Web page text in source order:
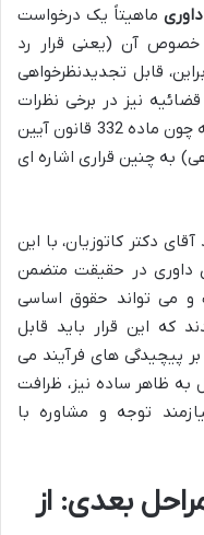
ماهیتاً یک درخواست
خصوص آن (یعنی قرار رد
قابل تجدیدنظرخواهی
نیز در برخی نظرات
مشورتی تأیید کرده و استدلال می کند که چون ماده 332 قانون آیین
به چنین قراری اشاره ای
دکتر کاتوزیان، با این
داوری در حقیقت متضمن
و می تواند حقوق اساسی
که این قرار باید قابل
پیچیدگی های فرآیند می
به ظاهر ساده نیز، ظرافت
توجه و مشاوره با
بعدی: از